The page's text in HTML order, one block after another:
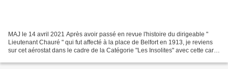
MAJ le 14 avril 2021 Après avoir passé en revue l'histoire du dirigeable "
Lieutenant Chauré " qui fut affecté à la place de Belfort en 1913, je reviens
sur cet aérostat dans le cadre de la Catégorie "Les Insolites" avec cette carte